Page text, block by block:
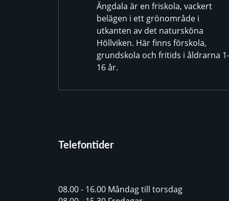
Ängdala är en friskola, vackert
belägen i ett grönområde i
utkanten av det natursköna
Höllviken. Här finns förskola,
grundskola och fritids i åldrarna 1-
16 år.
Telefontider
08.00 - 16.00 Måndag till torsdag